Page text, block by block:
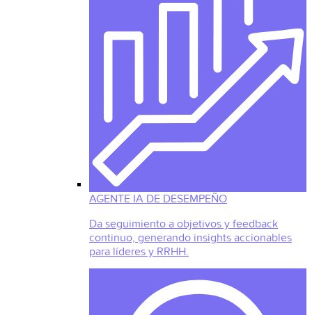
AGENTE IA DE DESEMPEÑO
Da seguimiento a objetivos y feedback
continuo, generando insights accionables
para líderes y RRHH.